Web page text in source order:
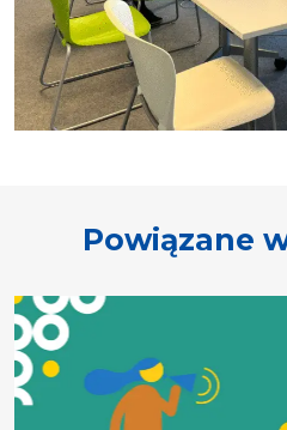
Powiązane